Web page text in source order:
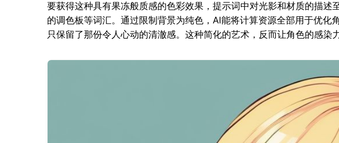
要获得这种具有果冻般质感的色彩效果，提示词中对光影和材质的描述
的调色板等词汇。通过限制背景为纯色，AI能将计算资源全部用于优
只保留了那份令人心动的清澈感。这种简化的艺术，反而让角色的感染